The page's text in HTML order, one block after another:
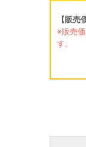
【販売
※販売
す。